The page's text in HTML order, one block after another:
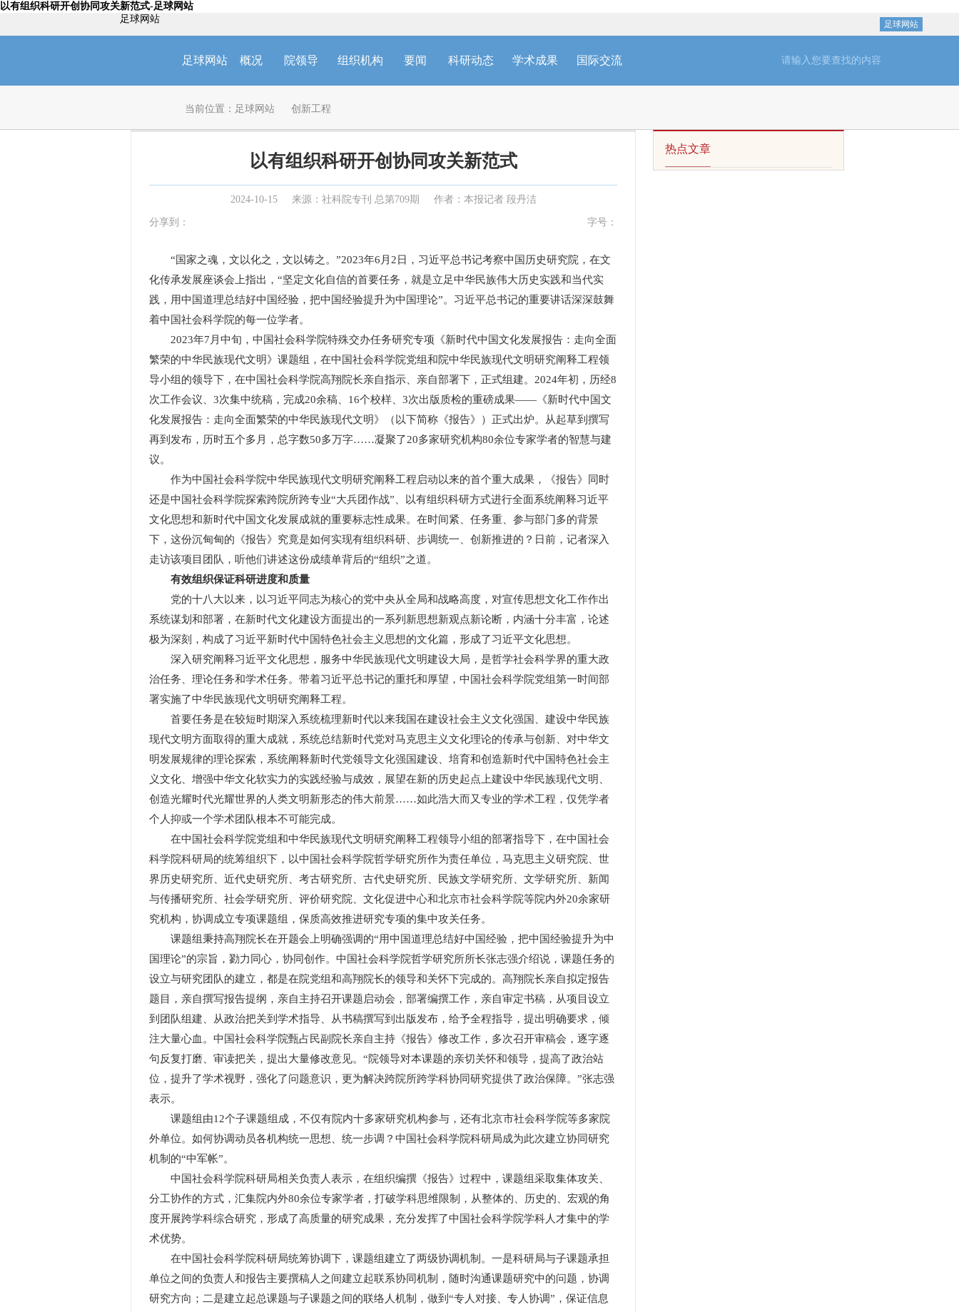
以有组织科研开创协同攻关新范式-足球网站
足球网站
足球网站
足球网站 概况 院领导 组织机构 要闻 科研动态 学术成果 国际交流
当前位置： 足球网站 创新工程
以有组织科研开创协同攻关新范式
2024-10-15 来源：社科院专刊 总第709期 作者：本报记者 段丹洁
分享到： 字号：
“国家之魂，文以化之，文以铸之。”2023年6月2日，习近平总书记考察中国历史研究院，在文
化传承发展座谈会上指出，“坚定文化自信的首要任务，就是立足中华民族伟大历史实践和当代实
践，用中国道理总结好中国经验，把中国经验提升为中国理论”。习近平总书记的重要讲话深深鼓舞
着中国社会科学院的每一位学者。
2023年7月中旬，中国社会科学院特殊交办任务研究专项《新时代中国文化发展报告：走向全面
繁荣的中华民族现代文明》课题组，在中国社会科学院党组和院中华民族现代文明研究阐释工程领
导小组的领导下，在中国社会科学院高翔院长亲自指示、亲自部署下，正式组建。2024年初，历经8
次工作会议、3次集中统稿，完成20余稿、16个校样、3次出版质检的重磅成果——《新时代中国文
化发展报告：走向全面繁荣的中华民族现代文明》（以下简称《报告》）正式出炉。从起草到撰写
再到发布，历时五个多月，总字数50多万字……凝聚了20多家研究机构80余位专家学者的智慧与建
议。
作为中国社会科学院中华民族现代文明研究阐释工程启动以来的首个重大成果，《报告》同时
还是中国社会科学院探索跨院所跨专业“大兵团作战”、以有组织科研方式进行全面系统阐释习近平
文化思想和新时代中国文化发展成就的重要标志性成果。在时间紧、任务重、参与部门多的背景
下，这份沉甸甸的《报告》究竟是如何实现有组织科研、步调统一、创新推进的？日前，记者深入
走访该项目团队，听他们讲述这份成绩单背后的“组织”之道。
有效组织保证科研进度和质量
党的十八大以来，以习近平同志为核心的党中央从全局和战略高度，对宣传思想文化工作作出
系统谋划和部署，在新时代文化建设方面提出的一系列新思想新观点新论断，内涵十分丰富，论述
极为深刻，构成了习近平新时代中国特色社会主义思想的文化篇，形成了习近平文化思想。
深入研究阐释习近平文化思想，服务中华民族现代文明建设大局，是哲学社会科学界的重大政
治任务、理论任务和学术任务。带着习近平总书记的重托和厚望，中国社会科学院党组第一时间部
署实施了中华民族现代文明研究阐释工程。
首要任务是在较短时期深入系统梳理新时代以来我国在建设社会主义文化强国、建设中华民族
现代文明方面取得的重大成就，系统总结新时代党对马克思主义文化理论的传承与创新、对中华文
明发展规律的理论探索，系统阐释新时代党领导文化强国建设、培育和创造新时代中国特色社会主
义文化、增强中华文化软实力的实践经验与成效，展望在新的历史起点上建设中华民族现代文明、
创造光耀时代光耀世界的人类文明新形态的伟大前景……如此浩大而又专业的学术工程，仅凭学者
个人抑或一个学术团队根本不可能完成。
在中国社会科学院党组和中华民族现代文明研究阐释工程领导小组的部署指导下，在中国社会
科学院科研局的统筹组织下，以中国社会科学院哲学研究所作为责任单位，马克思主义研究院、世
界历史研究所、近代史研究所、考古研究所、古代史研究所、民族文学研究所、文学研究所、新闻
与传播研究所、社会学研究所、评价研究院、文化促进中心和北京市社会科学院等院内外20余家研
究机构，协调成立专项课题组，保质高效推进研究专项的集中攻关任务。
课题组秉持高翔院长在开题会上明确强调的“用中国道理总结好中国经验，把中国经验提升为中
国理论”的宗旨，勠力同心，协同创作。中国社会科学院哲学研究所所长张志强介绍说，课题任务的
设立与研究团队的建立，都是在院党组和高翔院长的领导和关怀下完成的。高翔院长亲自拟定报告
题目，亲自撰写报告提纲，亲自主持召开课题启动会，部署编撰工作，亲自审定书稿，从项目设立
到团队组建、从政治把关到学术指导、从书稿撰写到出版发布，给予全程指导，提出明确要求，倾
注大量心血。中国社会科学院甄占民副院长亲自主持《报告》修改工作，多次召开审稿会，逐字逐
句反复打磨、审读把关，提出大量修改意见。“院领导对本课题的亲切关怀和领导，提高了政治站
位，提升了学术视野，强化了问题意识，更为解决跨院所跨学科协同研究提供了政治保障。”张志强
表示。
课题组由12个子课题组成，不仅有院内十多家研究机构参与，还有北京市社会科学院等多家院
外单位。如何协调动员各机构统一思想、统一步调？中国社会科学院科研局成为此次建立协同研究
机制的“中军帐”。
中国社会科学院科研局相关负责人表示，在组织编撰《报告》过程中，课题组采取集体攻关、
分工协作的方式，汇集院内外80余位专家学者，打破学科思维限制，从整体的、历史的、宏观的角
度开展跨学科综合研究，形成了高质量的研究成果，充分发挥了中国社会科学院学科人才集中的学
术优势。
在中国社会科学院科研局统筹协调下，课题组建立了两级协调机制。一是科研局与子课题承担
单位之间的负责人和报告主要撰稿人之间建立起联系协同机制，随时沟通课题研究中的问题，协调
研究方向；二是建立起总课题与子课题之间的联络人机制，做到“专人对接、专人协调”，保证信息
热点文章